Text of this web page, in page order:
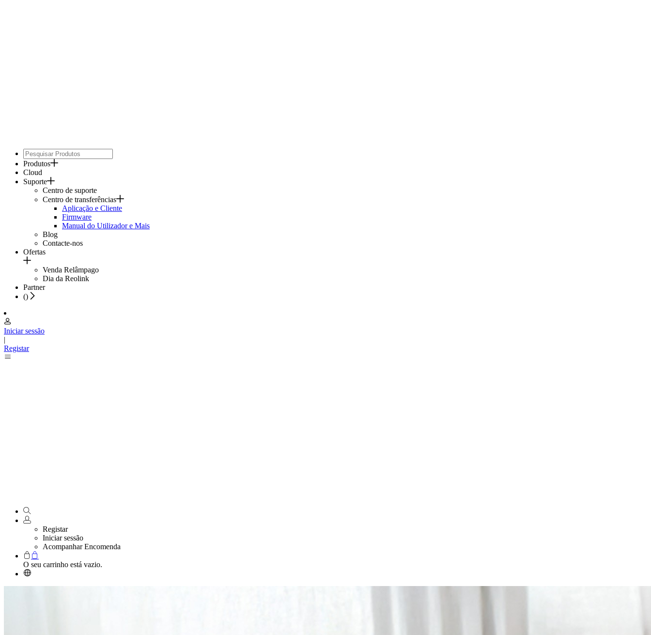
Produtos
Cloud
Suporte
Centro de suporte
Centro de transferências
Aplicação e Cliente
Firmware
Manual do Utilizador e Mais
Blog
Contacte-nos
Ofertas
Venda Relâmpago
Dia da Reolink
Partner
()
Iniciar sessão
|
Registar
Registar
Iniciar sessão
Acompanhar Encomenda
O seu carrinho está vazio.